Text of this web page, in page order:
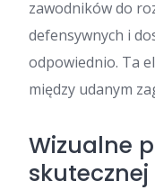
zawodników do
defensywnych i
odpowiednio. Ta
między udanym
Wizualne